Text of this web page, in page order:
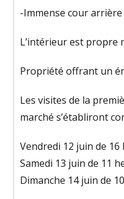
-Immense cour
L’intérieur est propre
Propriété offrant un
Les visites de la
marché s’établiront
Vendredi 12 juin de
Samedi 13 juin de 11
Dimanche 14 juin de